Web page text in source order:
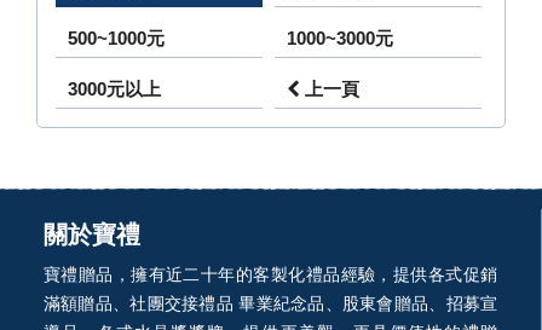
500~1000元 1000~3000元
3000元以上 上一頁
關於寶禮
寶禮贈品，擁有近二十年的客製化禮品經驗，提供各式促銷
滿額贈品、社團交接禮品 畢業紀念品、股東會贈品、招募宣